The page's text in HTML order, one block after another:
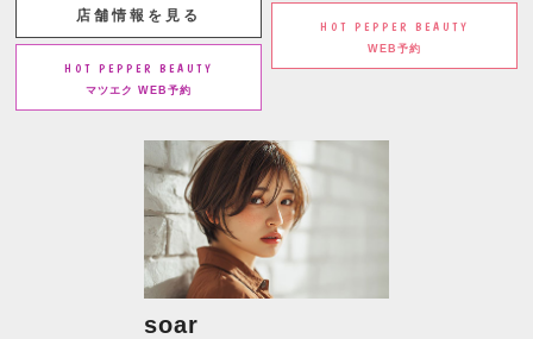
店舗情報を見る
HOT PEPPER BEAUTY
マツエク WEB予約
HOT PEPPER BEAUTY
WEB予約
soar